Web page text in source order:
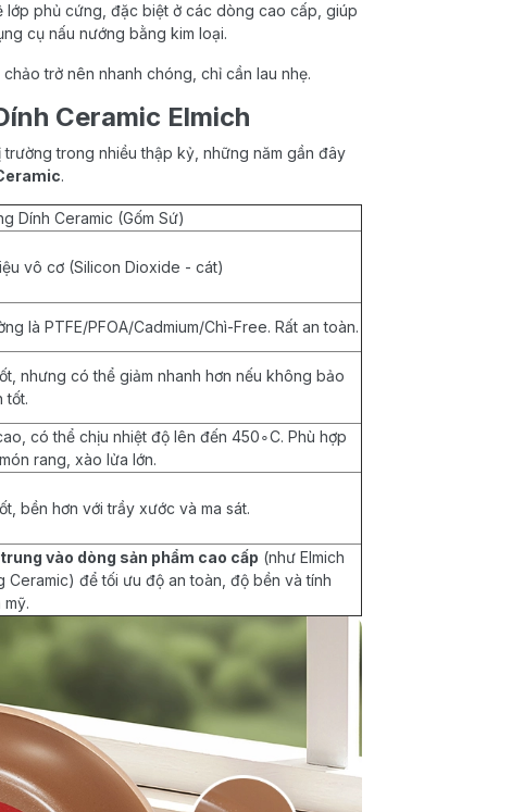
lớp phủ cứng, đặc biệt ở các dòng cao cấp, giúp
cụ nấu nướng bằng kim loại.
trở nên nhanh chóng, chỉ cần lau nhẹ.
Ceramic Elmich
trường trong nhiều thập kỷ, những năm gần đây
.
Dính Ceramic (Gốm Sứ)
vô cơ (Silicon Dioxide - cát)
là PTFE/PFOA/Cadmium/Chì-Free. Rất an toàn.
nhưng có thể giảm nhanh hơn nếu không bảo
tốt.
có thể chịu nhiệt độ lên đến 450∘C. Phù hợp
rang, xào lửa lớn.
bền hơn với trầy xước và ma sát.
vào dòng sản phẩm cao cấp (như Elmich
Ceramic) để tối ưu độ an toàn, độ bền và tính
mỹ.